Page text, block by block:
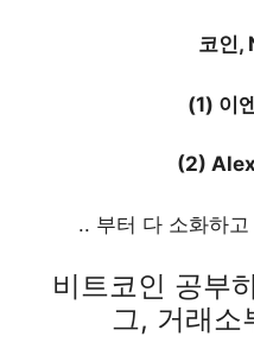
코인,
(1) 이
(2)
.. 부터 다 소화하
비트코인 공부
그, 거래소